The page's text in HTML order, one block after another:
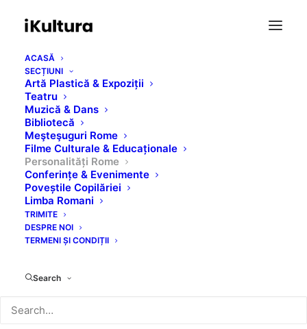
ACASĂ
SECȚIUNI
Artă Plastică & Expoziții
Teatru
Muzică & Dans
Bibliotecă
Meşteşuguri Rome
Filme Culturale & Educaționale
Personalități Rome
Conferințe & Evenimente
Poveștile Copilăriei
Limba Romani
TRIMITE
DESPRE NOI
TERMENI ȘI CONDIȚII
Search
Ion Voicu
MARCH 12, 2019 | IN